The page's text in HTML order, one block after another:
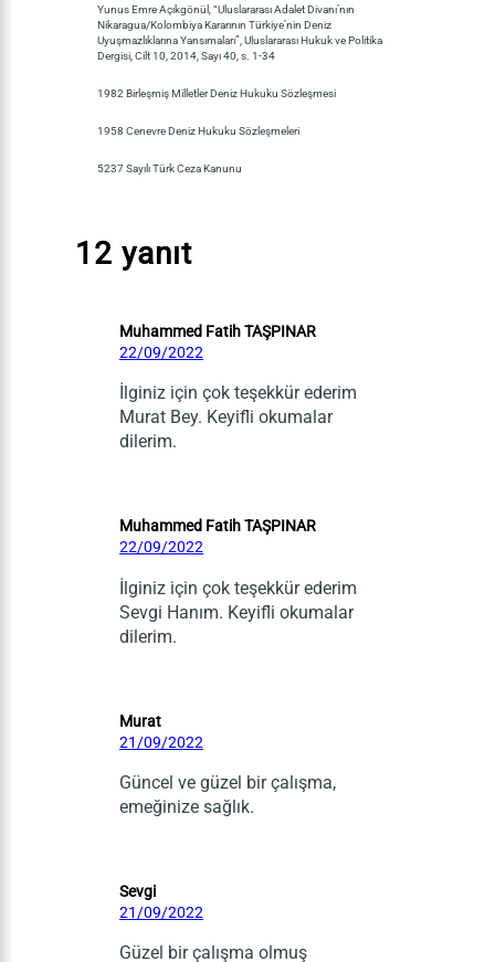
Yunus Emre Açıkgönül, “Uluslararası Adalet Divanı’nın
Nikaragua/Kolombiya Kararının Türkiye’nin Deniz
Uyuşmazlıklarına Yansımaları”, Uluslararası Hukuk ve Politika
Dergisi, Cilt 10, 2014, Sayı 40, s. 1-34
1982 Birleşmiş Milletler Deniz Hukuku Sözleşmesi
1958 Cenevre Deniz Hukuku Sözleşmeleri
5237 Sayılı Türk Ceza Kanunu
12 yanıt
Muhammed Fatih TAŞPINAR
22/09/2022
İlginiz için çok teşekkür ederim
Murat Bey. Keyifli okumalar
dilerim.
Muhammed Fatih TAŞPINAR
22/09/2022
İlginiz için çok teşekkür ederim
Sevgi Hanım. Keyifli okumalar
dilerim.
Murat
21/09/2022
Güncel ve güzel bir çalışma,
emeğinize sağlık.
Sevgi
21/09/2022
Güzel bir çalışma olmuş